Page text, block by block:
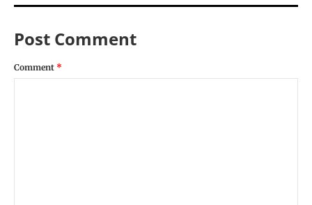
Post Comment
Comment *